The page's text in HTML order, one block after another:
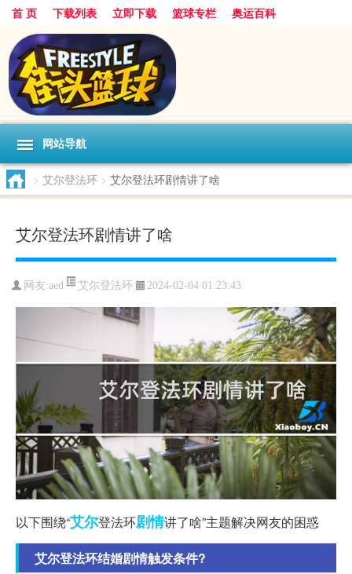
首 页 下载列表 立即下载 篮球专栏 奥运百科
网站导航
> 艾尔登法环 > 艾尔登法环剧情讲了啥
艾尔登法环剧情讲了啥
网友:aed 艾尔登法环 2024-02-04 01:23:43
以下围绕“艾尔登法环剧情讲了啥”主题解决网友的困惑
艾尔登法环结婚剧情触发条件?